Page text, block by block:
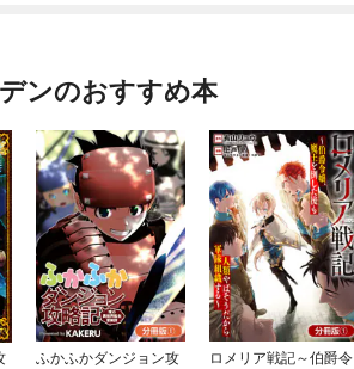
ンのおすすめ本
ふかふかダンジョン攻
ロメリア戦記～伯爵令